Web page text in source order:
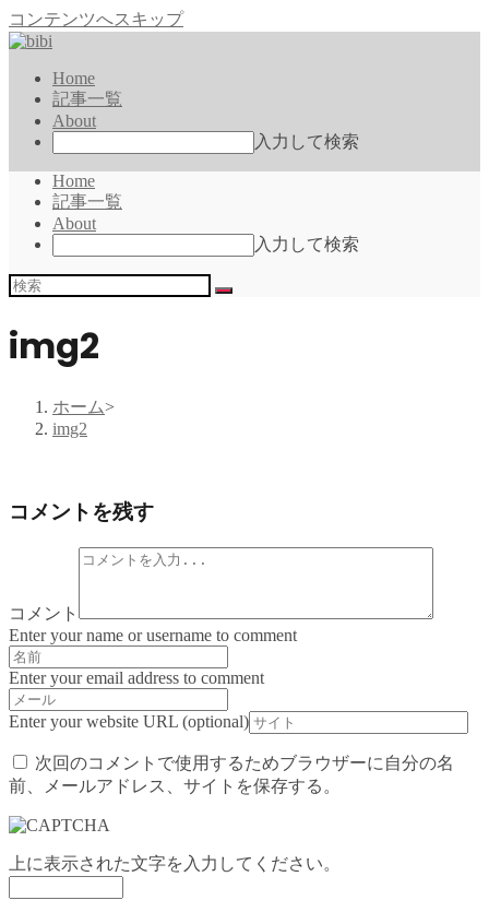
コンテンツへスキップ
Home
記事一覧
About
入力して検索
Home
記事一覧
About
入力して検索
img2
ホーム>
img2
コメントを残す
コメント
Enter your name or username to comment
Enter your email address to comment
Enter your website URL (optional)
次回のコメントで使用するためブラウザーに自分の名
前、メールアドレス、サイトを保存する。
上に表示された文字を入力してください。